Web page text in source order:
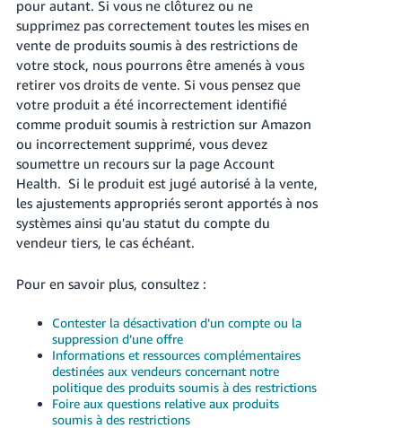
pour autant. Si vous ne clôturez ou ne
supprimez pas correctement toutes les mises en
vente de produits soumis à des restrictions de
votre stock, nous pourrons être amenés à vous
retirer vos droits de vente. Si vous pensez que
votre produit a été incorrectement identifié
comme produit soumis à restriction sur Amazon
ou incorrectement supprimé, vous devez
soumettre un recours sur la page Account
Health. Si le produit est jugé autorisé à la vente,
les ajustements appropriés seront apportés à nos
systèmes ainsi qu'au statut du compte du
vendeur tiers, le cas échéant.
Pour en savoir plus, consultez :
Contester la désactivation d’un compte ou la
suppression d’une offre
Informations et ressources complémentaires
destinées aux vendeurs concernant notre
politique des produits soumis à des restrictions
Foire aux questions relative aux produits
soumis à des restrictions